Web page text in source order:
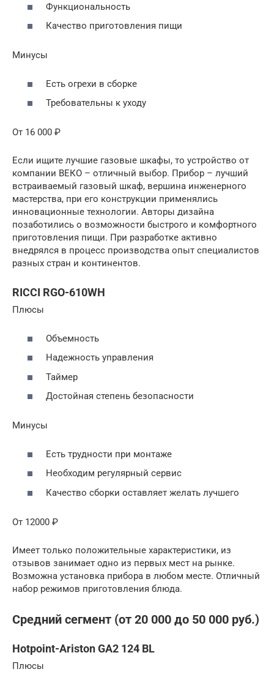
Функциональность
Качество приготовления пищи
Минусы
Есть огрехи в сборке
Требовательны к уходу
От 16 000 ₽
Если ищите лучшие газовые шкафы, то устройство от
компании ВЕКО – отличный выбор. Прибор – лучший
встраиваемый газовый шкаф, вершина инженерного
мастерства, при его конструкции применялись
инновационные технологии. Авторы дизайна
позаботились о возможности быстрого и комфортного
приготовления пищи. При разработке активно
внедрялся в процесс производства опыт специалистов
разных стран и континентов.
RICCI RGO-610WH
Плюсы
Объемность
Надежность управления
Таймер
Достойная степень безопасности
Минусы
Есть трудности при монтаже
Необходим регулярный сервис
Качество сборки оставляет желать лучшего
От 12000 ₽
Имеет только положительные характеристики, из
отзывов занимает одно из первых мест на рынке.
Возможна установка прибора в любом месте. Отличный
набор режимов приготовления блюда.
Средний сегмент (от 20 000 до 50 000 руб.)
Hotpoint-Ariston GA2 124 BL
Плюсы